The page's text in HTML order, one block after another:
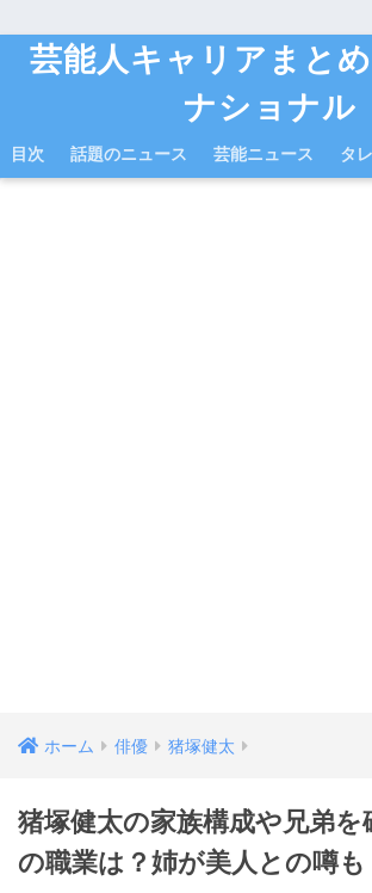
芸能人キャリアまと
ナショナル
目次 話題のニュース 芸能ニュース タ
ホーム 俳優 猪塚健太
猪塚健太の家族構成や兄弟を
の職業は？姉が美人との噂も